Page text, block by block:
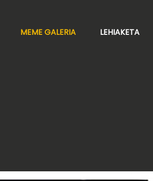
MEME GALERIA LEHIAKETA